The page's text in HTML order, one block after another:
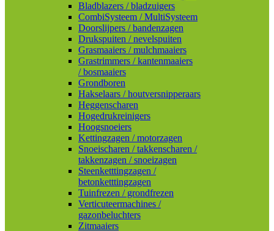
Bladblazers / bladzuigers
CombiSysteem / MultiSysteem
Doorslijpers / bandenzagen
Drukspuiten / nevelspuiten
Grasmaaiers / mulchmaaiers
Grastrimmers / kantenmaaiers
/ bosmaaiers
Grondboren
Hakselaars / houtversnipperaars
Heggenscharen
Hogedrukreinigers
Hoogsnoeiers
Kettingzagen / motorzagen
Snoeischaren / takkenscharen /
takkenzagen / snoeizagen
Steenketttingzagen /
betonketttingzagen
Tuinfrezen / grondfrezen
Verticuteermachines /
gazonbeluchters
Zitmaaiers